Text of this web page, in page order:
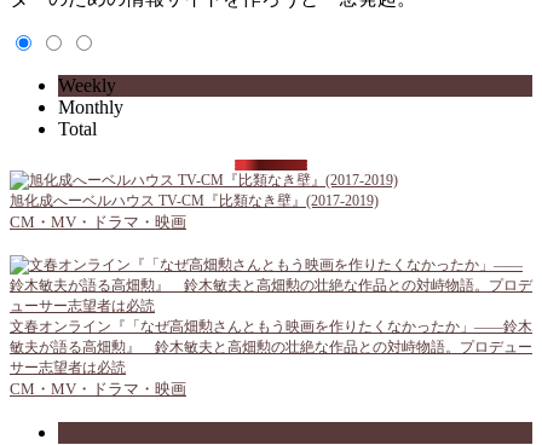
Weekly
Monthly
Total
旭化成へーベルハウス TV-CM『比類なき壁』(2017-2019)
CM・MV・ドラマ・映画
文春オンライン『「なぜ高畑勲さんともう映画を作りたくなかったか」――鈴木
敏夫が語る高畑勲』 鈴木敏夫と高畑勲の壮絶な作品との対峙物語。プロデュー
サー志望者は必読
CM・MV・ドラマ・映画